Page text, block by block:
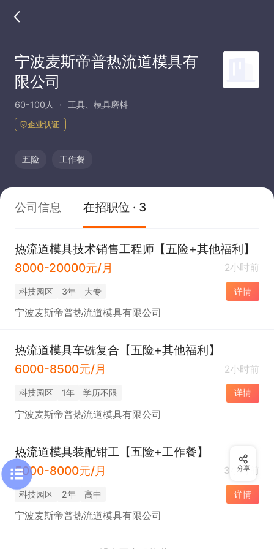
宁波麦斯帝普热流道模具有
限公司
60-100人 工具、模具磨料
企业认证
五险 工作餐
公司信息 在招职位 · 3
热流道模具技术销售工程师【五险+其他福利】
8000-20000元/月
2小时前
科技园区 3年 大专 详情
宁波麦斯帝普热流道模具有限公司
热流道模具车铣复合【五险+其他福利】
6000-8500元/月
2小时前
科技园区 1年 学历不限 详情
宁波麦斯帝普热流道模具有限公司
热流道模具装配钳工【五险+工作餐】
5000-8000元/月
3小时前
科技园区 2年 高中 详情
宁波麦斯帝普热流道模具有限公司
分享